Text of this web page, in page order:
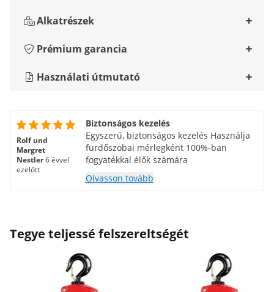
Alkatrészek
Prémium garancia
Használati útmutató
Rolf und
Margret
Nestler6 évvel
ezelőtt
Biztonságos kezelés
Egyszerű, biztonságos kezelés Használja
fürdőszobai mérlegként 100%-ban
fogyatékkal élők számára
Olvasson tovább
Tegye teljessé felszereltségét